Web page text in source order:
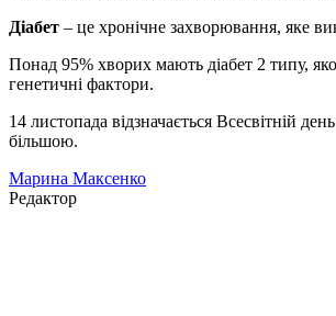
Діабет – це хронічне захворювання, яке
Понад 95% хворих мають діабет 2 типу,
генетичні фактори.
14 листопада відзначається Всесвітній
більшою.
Марина Максенко
Редактор